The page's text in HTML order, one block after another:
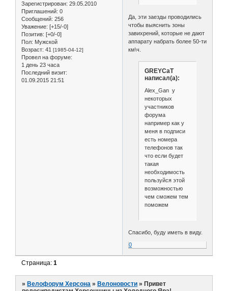
Зарегистрирован: 29.05.2010
Приглашений: 0
Сообщений: 256
Уважение: [+15/-0]
Позитив: [+0/-0]
Пол: Мужской
Возраст: 41 [1985-04-12]
Провел на форуме:
1 день 23 часа
Последний визит:
01.09.2015 21:51
Да, эти заезды проводились
чтобы выяснить зоны
завихрений, которые не дают
аппарату набрать более 50-ти
км\ч.
GREYCaT
написал(а):
Alex_Gan у
некоторых
участников
форума
например как у
меня в подписи
есть номера
телефонов так
что если будет
такая
необходимость
пользуйся этой
возможностью
чем сможем тем
поможем
Спасибо, буду иметь в виду.
0
Страница:1
» Велофорум Херсона » Велоновости » Привет